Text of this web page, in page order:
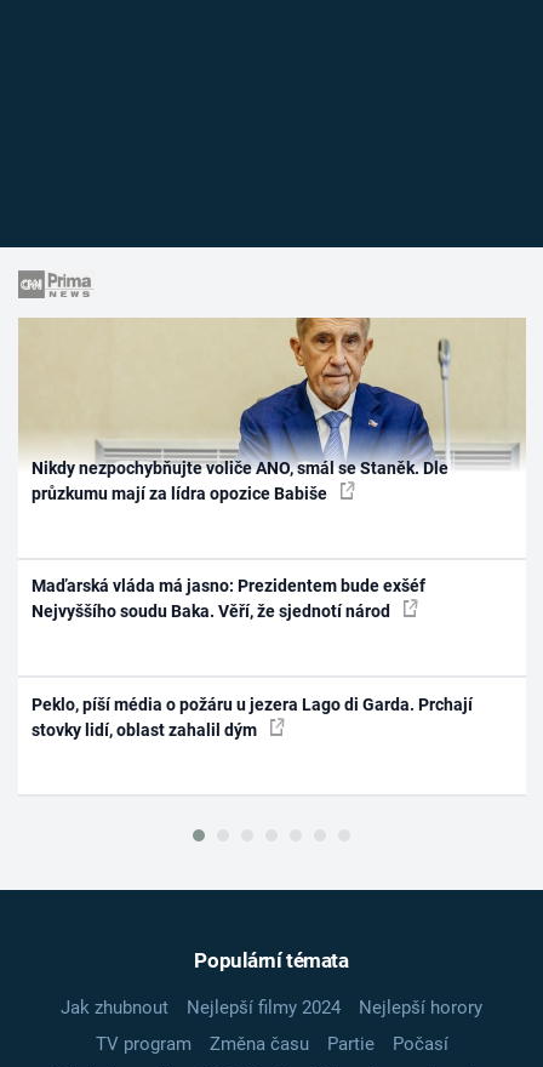
Nikdy nezpochybňujte voliče ANO, smál se Staněk. Dle
průzkumu mají za lídra opozice Babiše
Maďarská vláda má jasno: Prezidentem bude exšéf
Nejvyššího soudu Baka. Věří, že sjednotí národ
Peklo, píší média o požáru u jezera Lago di Garda. Prchají
stovky lidí, oblast zahalil dým
Populární témata
Jak zhubnout Nejlepší filmy 2024
Nejlepší horory
TV program
Změna času Partie
Počasí